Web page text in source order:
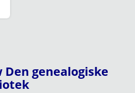
genealogiske